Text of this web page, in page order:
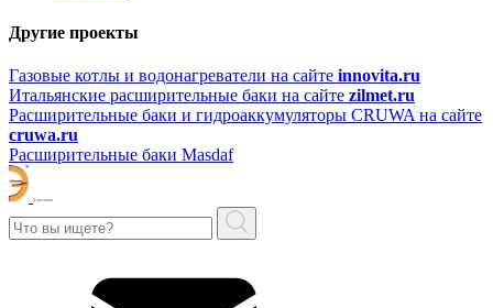
Другие проекты
Газовые котлы и водонагреватели на сайте innovita.ru
Итальянские расширительные баки на сайте zilmet.ru
Расширительные баки и гидроаккумуляторы CRUWA на сайте
cruwa.ru
Расширительные баки Masdaf